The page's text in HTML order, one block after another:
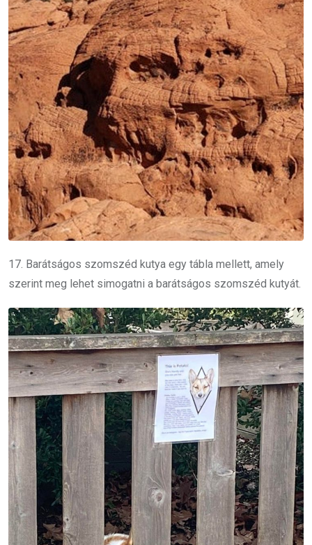
17. Barátságos szomszéd kutya egy tábla mellett, amely
szerint meg lehet simogatni a barátságos szomszéd kutyát.